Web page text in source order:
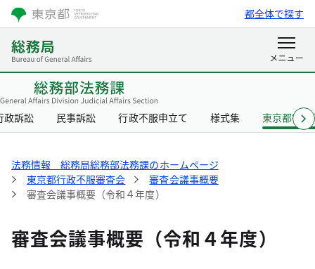
都全体で探す
政訴訟 民事訴訟 行政不服申立て 様式集 東京都行
法務情報 総務局総務部法務課のホームページ
東京都行政不服審査会
審査会議事概要
審査会議事概要（令和４年度）
審査会議事概要（令和４年度）